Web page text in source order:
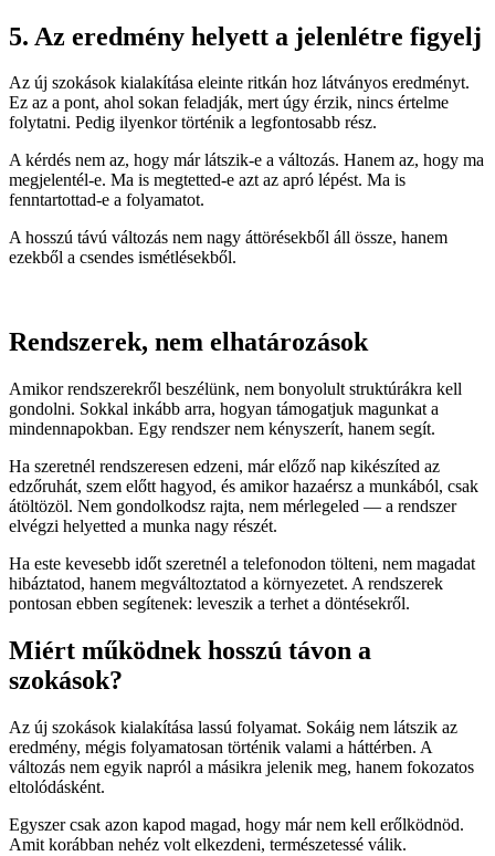
5. Az eredmény helyett a jelenlétre figyelj
Az új szokások kialakítása eleinte ritkán hoz látványos eredményt.
Ez az a pont, ahol sokan feladják, mert úgy érzik, nincs értelme
folytatni. Pedig ilyenkor történik a legfontosabb rész.
A kérdés nem az, hogy már látszik-e a változás. Hanem az, hogy ma
megjelentél-e. Ma is megtetted-e azt az apró lépést. Ma is
fenntartottad-e a folyamatot.
A hosszú távú változás nem nagy áttörésekből áll össze, hanem
ezekből a csendes ismétlésekből.
Rendszerek, nem elhatározások
Amikor rendszerekről beszélünk, nem bonyolult struktúrákra kell
gondolni. Sokkal inkább arra, hogyan támogatjuk magunkat a
mindennapokban. Egy rendszer nem kényszerít, hanem segít.
Ha szeretnél rendszeresen edzeni, már előző nap kikészíted az
edzőruhát, szem előtt hagyod, és amikor hazaérsz a munkából, csak
átöltözöl. Nem gondolkodsz rajta, nem mérlegeled — a rendszer
elvégzi helyetted a munka nagy részét.
Ha este kevesebb időt szeretnél a telefonodon tölteni, nem magadat
hibáztatod, hanem megváltoztatod a környezetet. A rendszerek
pontosan ebben segítenek: leveszik a terhet a döntésekről.
Miért működnek hosszú távon a
szokások?
Az új szokások kialakítása lassú folyamat. Sokáig nem látszik az
eredmény, mégis folyamatosan történik valami a háttérben. A
változás nem egyik napról a másikra jelenik meg, hanem fokozatos
eltolódásként.
Egyszer csak azon kapod magad, hogy már nem kell erőlködnöd.
Amit korábban nehéz volt elkezdeni, természetessé válik.